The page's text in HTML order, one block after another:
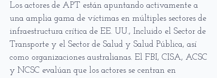
Los actores de APT están apuntando activamente a
una amplia gama de víctimas en múltiples sectores de
infraestructura crítica de EE. UU., Incluido el Sector de
Transporte y el Sector de Salud y Salud Pública, así
como organizaciones australianas. El FBI, CISA, ACSC
y NCSC evalúan que los actores se centran en